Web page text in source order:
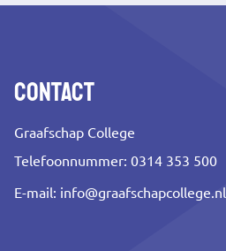
Contact
Graafschap College
Telefoonnummer: 0314 353 500
E-mail: info@graafschapcollege.nl